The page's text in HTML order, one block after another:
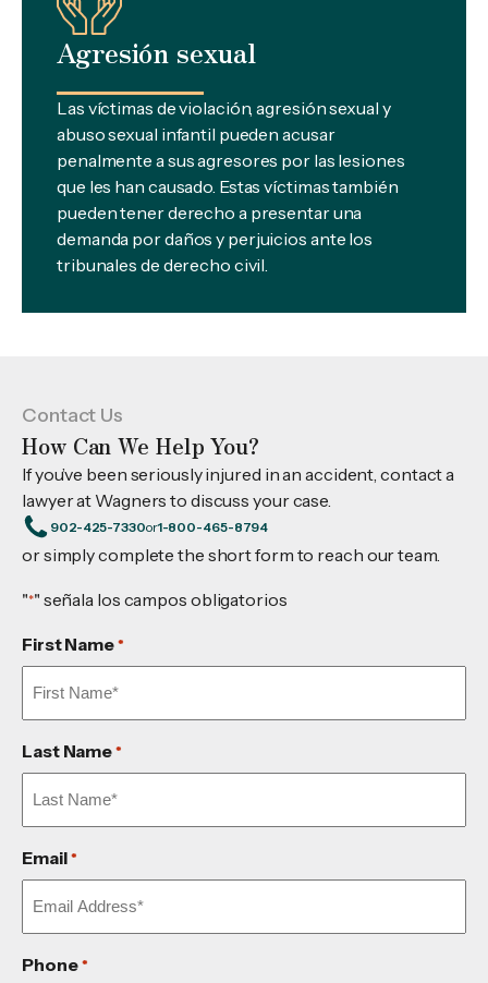
Agresión sexual
Las víctimas de violación, agresión sexual y
abuso sexual infantil pueden acusar
penalmente a sus agresores por las lesiones
que les han causado. Estas víctimas también
pueden tener derecho a presentar una
demanda por daños y perjuicios ante los
tribunales de derecho civil.
Contact Us
How Can We Help You?
If you’ve been seriously injured in an accident, contact a
lawyer at Wagners to discuss your case.
902-425-7330or1-800-465-8794
or simply complete the short form to reach our team.
"*" señala los campos obligatorios
First Name *
Last Name *
Email *
Phone *